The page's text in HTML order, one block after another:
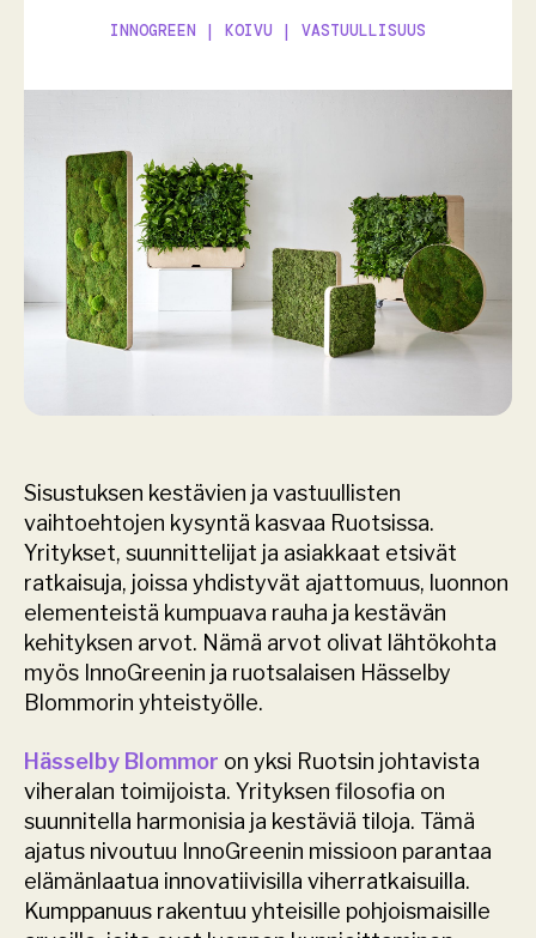
INNOGREEN | KOIVU | VASTUULLISUUS
Sisustuksen kestävien ja vastuullisten
vaihtoehtojen kysyntä kasvaa Ruotsissa.
Yritykset, suunnittelijat ja asiakkaat etsivät
ratkaisuja, joissa yhdistyvät ajattomuus, luonnon
elementeistä kumpuava rauha ja kestävän
kehityksen arvot. Nämä arvot olivat lähtökohta
myös InnoGreenin ja ruotsalaisen Hässelby
Blommorin yhteistyölle.
Hässelby Blommor on yksi Ruotsin johtavista
viheralan toimijoista. Yrityksen filosofia on
suunnitella harmonisia ja kestäviä tiloja. Tämä
ajatus nivoutuu InnoGreenin missioon parantaa
elämänlaatua innovatiivisilla viherratkaisuilla.
Kumppanuus rakentuu yhteisille pohjoismaisille